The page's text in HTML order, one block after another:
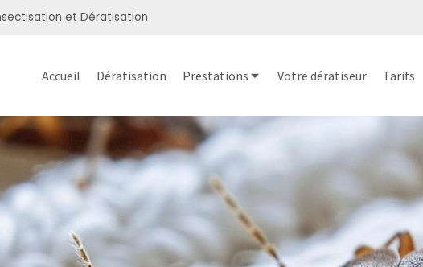
et Dératisation
Accueil Dératisation Prestations Votre dératiseur Tarifs